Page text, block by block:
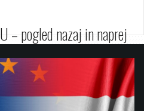
– pogled nazaj in naprej